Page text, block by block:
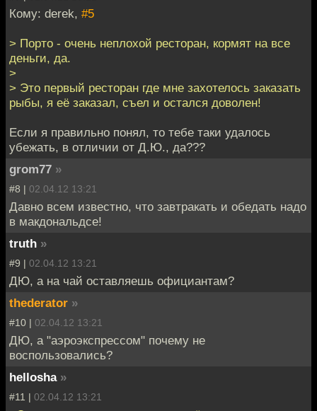
Кому: derek, #5
> Порто - очень неплохой ресторан, кормят на все
деньги, да.
>
> Это первый ресторан где мне захотелось заказать
рыбы, я её заказал, съел и остался доволен!
Если я правильно понял, то тебе таки удалось
убежать, в отличии от Д.Ю., да???
grom77 »
#8 | 02.04.12 13:21
Давно всем известно, что завтракать и обедать надо
в макдональдсе!
truth »
#9 | 02.04.12 13:21
ДЮ, а на чай оставляешь официантам?
thederator »
#10 | 02.04.12 13:21
ДЮ, а "аэроэкспрессом" почему не
воспользовались?
hellosha »
#11 | 02.04.12 13:21